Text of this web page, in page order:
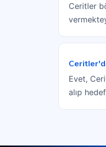
Ceritler
Evet,
alıp